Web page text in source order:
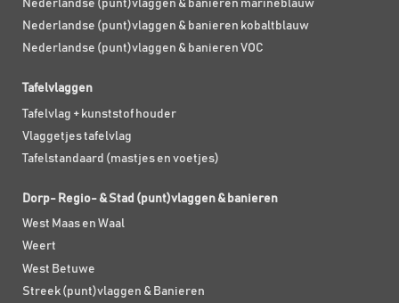
Nederlandse (punt)vlaggen & banieren marineblauw
Nederlandse (punt)vlaggen & banieren kobaltblauw
Nederlandse (punt)vlaggen & banieren VOC
Tafelvlaggen
Tafelvlag + kunststof houder
Vlaggetjes tafelvlag
Tafelstandaard (mastjes en voetjes)
Dorp- Regio- & Stad (punt)vlaggen & banieren
West Maas en Waal
Weert
West Betuwe
Streek (punt)vlaggen & Banieren